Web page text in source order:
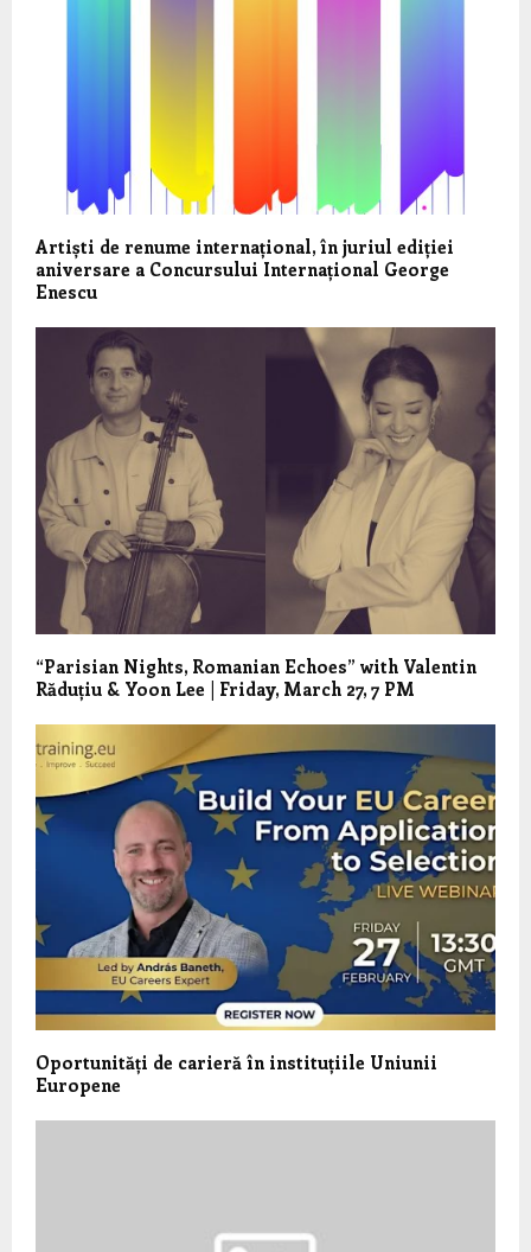
Artiști de renume internațional, în juriul ediției
aniversare a Concursului Internațional George
Enescu
“Parisian Nights, Romanian Echoes” with Valentin
Răduțiu & Yoon Lee | Friday, March 27, 7 PM
Oportunități de carieră în instituțiile Uniunii
Europene